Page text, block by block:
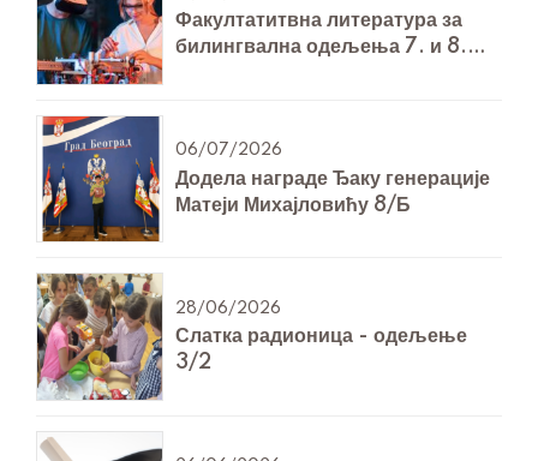
Факултатитвна литература за
билингвална одељења 7. и 8.
06/07/2026
Додела награде Ђаку генерације
Матеји Михајловићу 8/Б
28/06/2026
Слатка радионица - одељење
3/2